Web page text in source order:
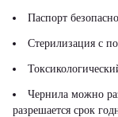
Паспорт
Стерилизация с
Чернила можно
разрешается срок